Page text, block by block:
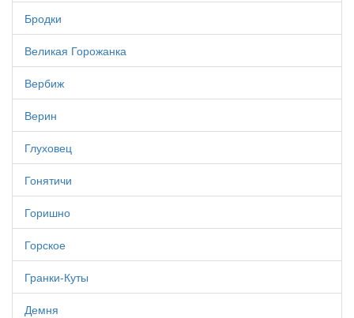
Бродки
Великая Горожанка
Вербиж
Верин
Глуховец
Гонятичи
Горишно
Горское
Гранки-Куты
Демня